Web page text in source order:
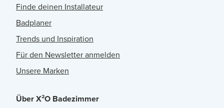
Finde deinen Installateur
Badplaner
Trends und Inspiration
Für den Newsletter anmelden
Unsere Marken
Über X²O Badezimmer